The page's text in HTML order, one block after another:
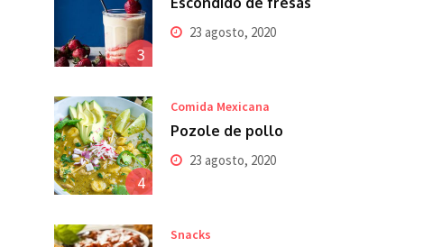
3
23 agosto, 2020
4
Comida Mexicana
Pozole de pollo
23 agosto, 2020
Snacks